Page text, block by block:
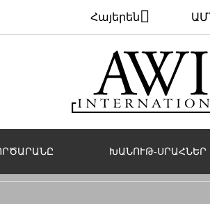
Հայերեն
ԽԱՆՈՒԹ-ՍՐԱՀՆԵՐ